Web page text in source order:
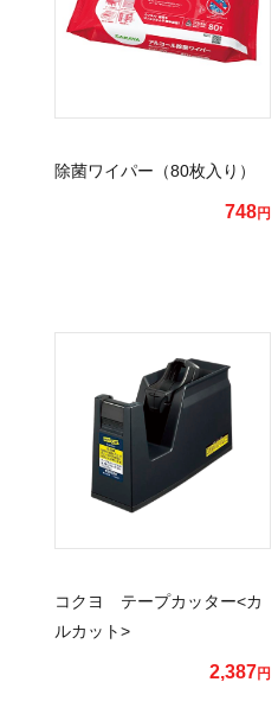
除菌ワイパー（80枚入り）
748円
コクヨ テープカッター<カ
ルカット>
2,387円